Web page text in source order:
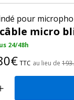
pour
micro
24/48h
TTC au lieu de